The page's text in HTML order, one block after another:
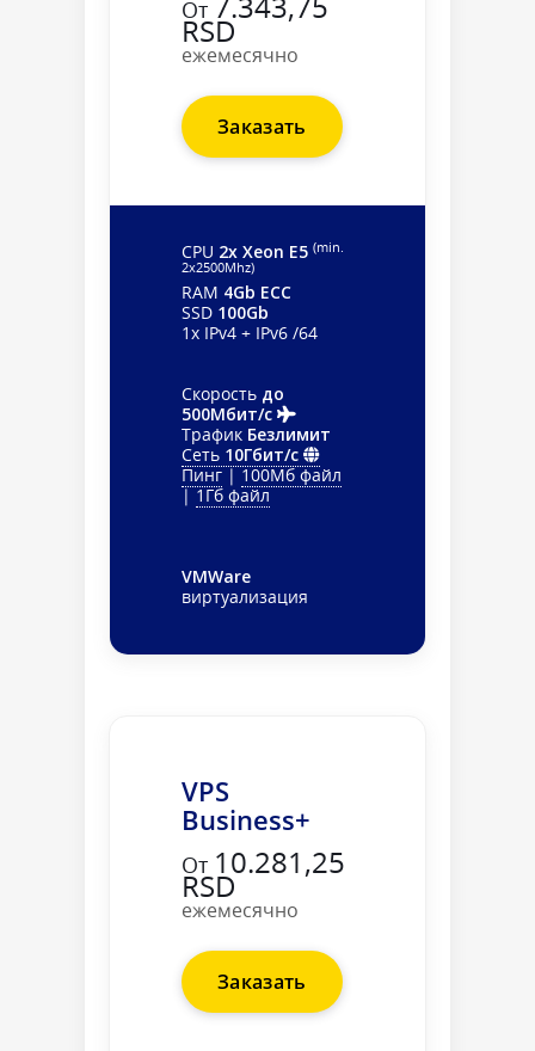
От
RSD
ежемесячно
Заказать
CPU 2x Xeon E5 (min.
2х2500Mhz)
RAM 4Gb ECC
SSD 100Gb
1x IPv4 + IPv6 /64
Скорость до
500Мбит/с
Трафик Безлимит
Сеть 10Гбит/с
Пинг|100Мб файл
|1Гб файл
VMWare
виртуализация
VPS
Business+
От 10.281,25
RSD
ежемесячно
Заказать